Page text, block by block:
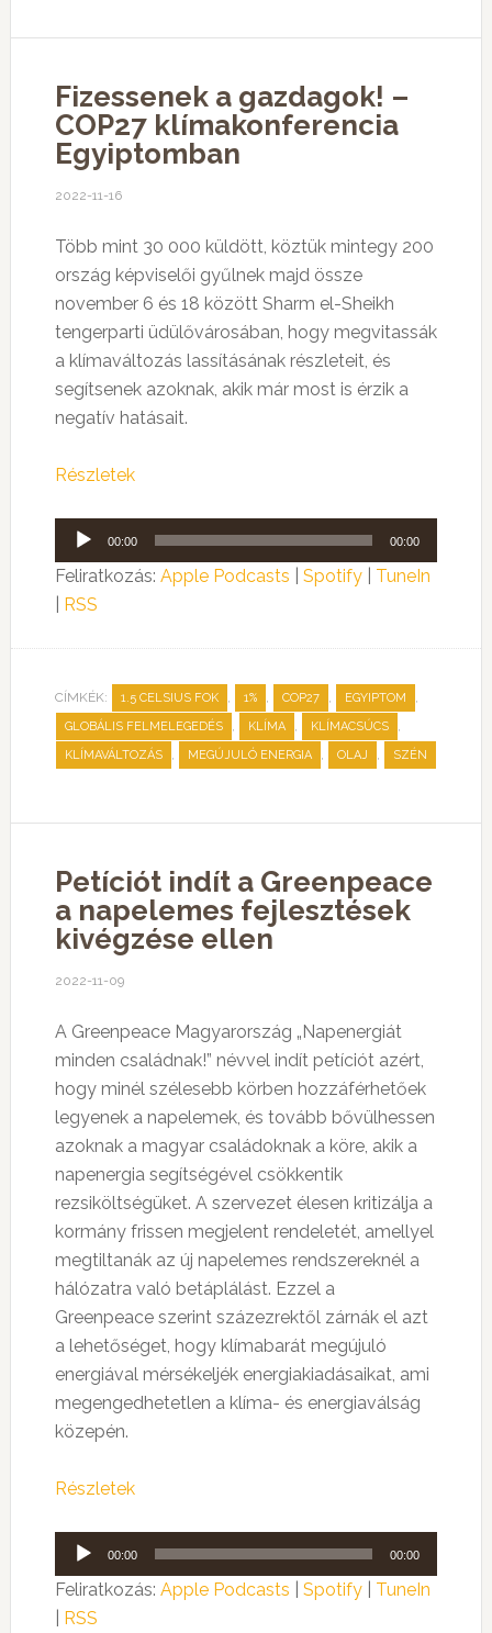
Fizessenek a gazdagok! –
COP27 klímakonferencia
Egyiptomban
2022-11-16
Több mint 30 000 küldött, köztük mintegy 200
ország képviselői gyűlnek majd össze
november 6 és 18 között Sharm el-Sheikh
tengerparti üdülővárosában, hogy megvitassák
a klímaváltozás lassításának részleteit, és
segítsenek azoknak, akik már most is érzik a
negatív hatásait.
Részletek
Audió
lejátszó
00:00 00:00
Feliratkozás: Apple Podcasts Spotify| TuneIn
RSS
CÍMKÉK: 1.5 CELSIUS FOK , 1% , COP27 , EGYIPTOM ,
GLOBÁLIS FELMELEGEDÉS , KLÍMA , KLÍMACSÚCS ,
KLÍMAVÁLTOZÁS , MEGÚJULÓ ENERGIA , OLAJ , SZÉN
Petíciót indít a Greenpeace
a napelemes fejlesztések
kivégzése ellen
2022-11-09
A Greenpeace Magyarország „Napenergiát
minden családnak!” névvel indít petíciót azért,
hogy minél szélesebb körben hozzáférhetőek
legyenek a napelemek, és tovább bővülhessen
azoknak a magyar családoknak a köre, akik a
napenergia segítségével csökkentik
rezsiköltségüket. A szervezet élesen kritizálja a
kormány frissen megjelent rendeletét, amellyel
megtiltanák az új napelemes rendszereknél a
hálózatra való betáplálást. Ezzel a
Greenpeace szerint százezrektől zárnák el azt
a lehetőséget, hogy klímabarát megújuló
energiával mérsékeljék energiakiadásaikat, ami
megengedhetetlen a klíma- és energiaválság
közepén.
Részletek
Audió
lejátszó
00:00 00:00
Feliratkozás: Apple Podcasts Spotify| TuneIn
RSS